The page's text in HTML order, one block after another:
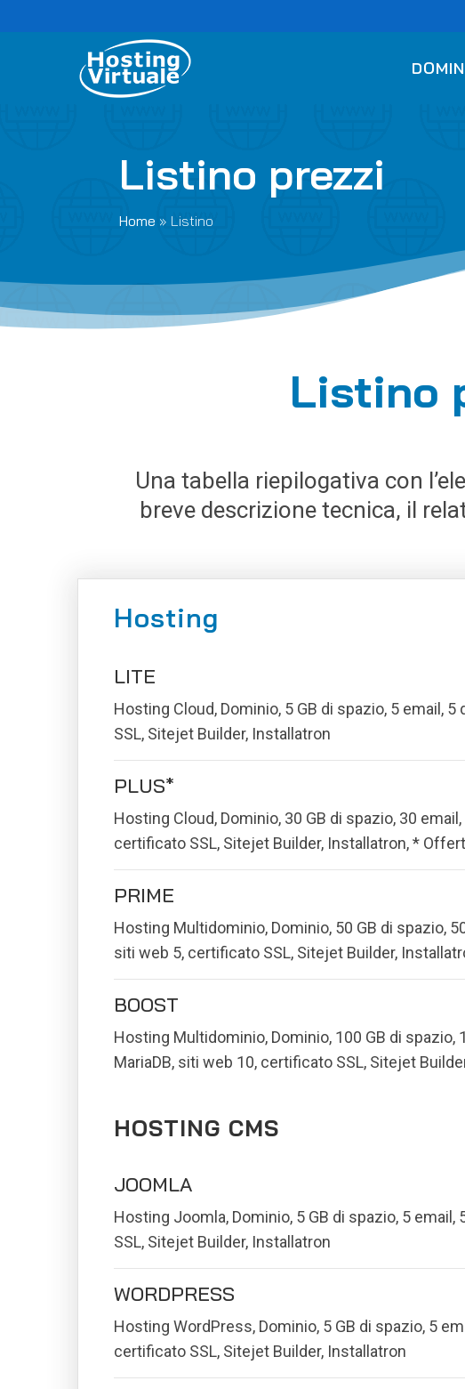
Listino prezzi
Home » Listino
Listino
Una tabella riepilogativa con
breve descrizione tecnica, il
Hosting
LITE
Hosting Cloud, Dominio, 5 GB di spazio, 5 email,
SSL, Sitejet Builder, Installatron
PLUS*
Hosting Cloud, Dominio, 30 GB di spazio, 30
certificato SSL, Sitejet Builder, Installatron, *
PRIME
Hosting Multidominio, Dominio, 50 GB di spazio,
siti web 5, certificato SSL, Sitejet Builder,
BOOST
Hosting Multidominio, Dominio, 100 GB di spazio,
MariaDB, siti web 10, certificato SSL, Sitejet
HOSTING CMS
JOOMLA
Hosting Joomla, Dominio, 5 GB di spazio, 5
SSL, Sitejet Builder, Installatron
WORDPRESS
Hosting WordPress, Dominio, 5 GB di spazio, 5
certificato SSL, Sitejet Builder, Installatron